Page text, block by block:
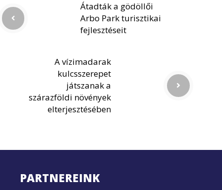
Átadták a gödöllői
Arbo Park turisztikai
fejlesztéseit
A vízimadarak
kulcsszerepet
játszanak a
szárazföldi növények
elterjesztésében
PARTNEREINK